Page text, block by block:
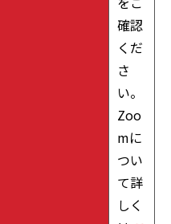
確認
くだ
さ
い。
Zoo
mに
つい
て詳
しく